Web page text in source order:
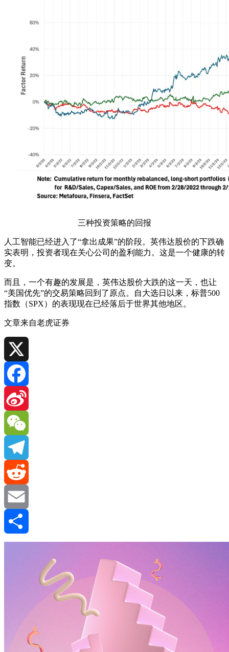
三种投资策略的回报
人工智能已经进入了“拿出成果”的阶段。英伟达股价的下跌确
实表明，投资者现在关心公司的盈利能力。这是一个健康的转
变。
而且，一个有趣的发展是，英伟达股价大跌的这一天，也让
“美国优先”的交易策略回到了原点。自大选日以来，标普500
指数（SPX）的表现现在已经落后于世界其他地区。
文章来自老虎证券
X
Facebook
Sina
Weibo
WeChat
Telegram
Reddit
Email